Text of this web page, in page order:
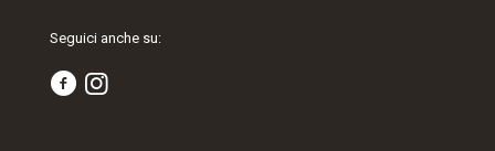
Seguici anche su: